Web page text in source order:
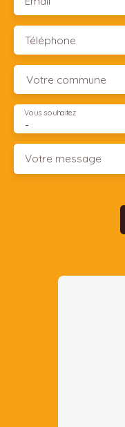
Téléphone
Votre commune
-
Vous souhaitez
Votre message